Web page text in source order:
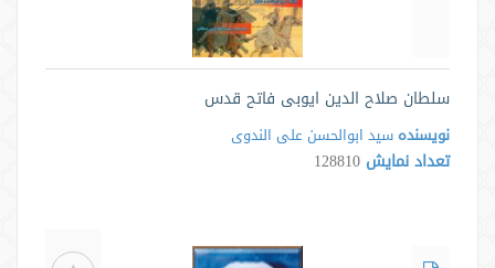
سلطان صلاح الدین ایوبی فاتح قدس
نویسنده سید ابوالحسن علی الندوی
تعداد نمایش 128810